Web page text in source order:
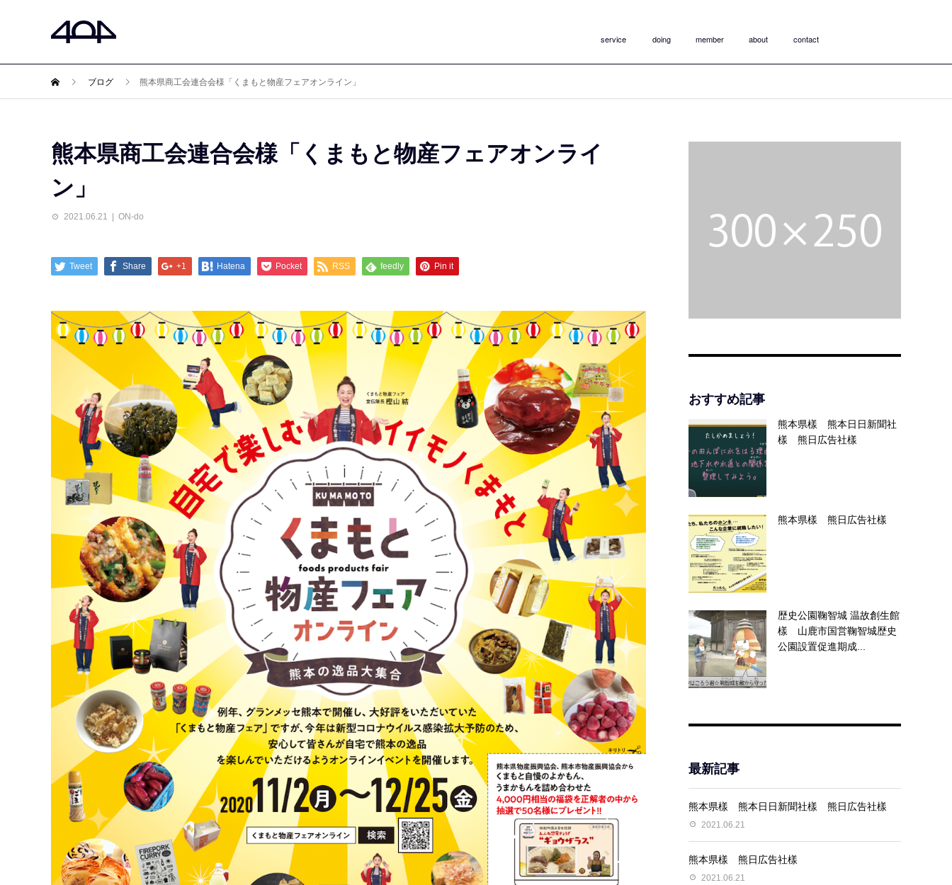
service doing member about contact
ブログ 熊本県商工会連合会様「くまもと物産フェアオンライン」
熊本県商工会連合会様「くまもと物産フェアオンライ
ン」
2021.06.21 ON-do
Tweet Share +1 Hatena Pocket RSS feedly Pin it
おすすめ記事
熊本県樣 熊本日日新聞社
樣 熊日広告社樣
熊本県樣 熊日広告社樣
歴史公園鞠智城 温故創生館
樣 山鹿市国営鞠智城歴史
公園設置促進期成...
最新記事
熊本県樣 熊本日日新聞社樣 熊日広告社樣
2021.06.21
熊本県樣 熊日広告社樣
2021.06.21